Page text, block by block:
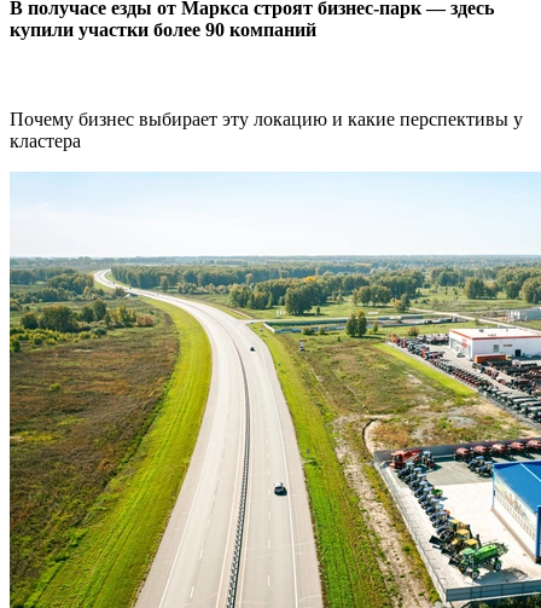
В получасе езды от Маркса строят бизнес-парк — здесь
купили участки более 90 компаний
Почему бизнес выбирает эту локацию и какие перспективы у
кластера